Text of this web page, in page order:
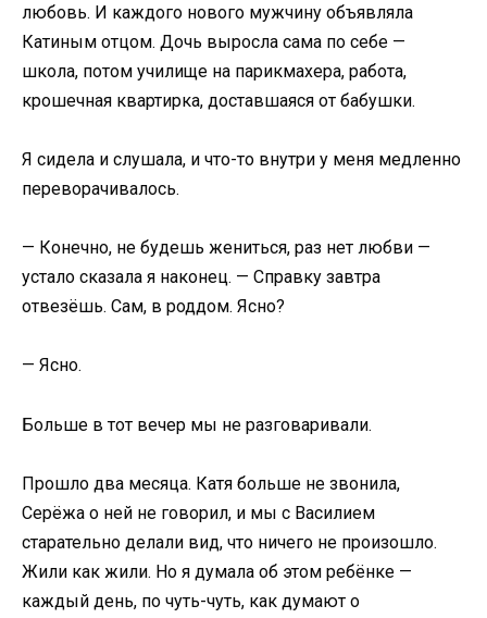
любовь. И каждого нового мужчину объявляла
Катиным отцом. Дочь выросла сама по себе —
школа, потом училище на парикмахера, работа,
крошечная квартирка, доставшаяся от бабушки.
Я сидела и слушала, и что-то внутри у меня медленно
переворачивалось.
— Конечно, не будешь жениться, раз нет любви —
устало сказала я наконец. — Справку завтра
отвезёшь. Сам, в роддом. Ясно?
— Ясно.
Больше в тот вечер мы не разговаривали.
Прошло два месяца. Катя больше не звонила,
Серёжа о ней не говорил, и мы с Василием
старательно делали вид, что ничего не произошло.
Жили как жили. Но я думала об этом ребёнке —
каждый день, по чуть-чуть, как думают о